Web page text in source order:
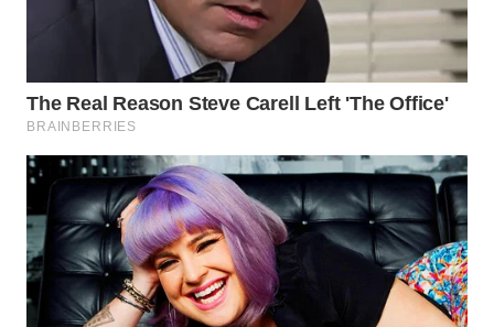
TANI
WAHANA
ADVOKAT
WAHANA
INFRASTRUKTUR
WAHANA